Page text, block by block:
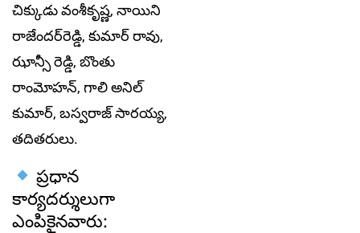
చిక్కుడు వంశీకృష్ణ, నాయిని
రాజేందర్‌రెడ్డి, కుమార్ రావు,
ఝాన్సీ రెడ్డి, బొంతు
రాంమోహన్, గాలి అనిల్
కుమార్, బస్వరాజ్ సారయ్య,
తదితరులు.
ప్రధాన
కార్యదర్శులుగా
ఎంపికైనవారు: